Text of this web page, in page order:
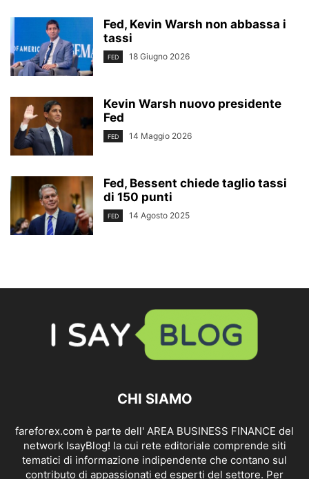
Fed, Kevin Warsh non abbassa i
tassi
FED 18 Giugno 2026
Kevin Warsh nuovo presidente
Fed
FED 14 Maggio 2026
Fed, Bessent chiede taglio tassi
di 150 punti
FED 14 Agosto 2025
CHI SIAMO
fareforex.com è parte dell' AREA BUSINESS FINANCE del
network IsayBlog! la cui rete editoriale comprende siti
tematici di informazione indipendente che contano sul
contributo di appassionati ed esperti del settore. Per